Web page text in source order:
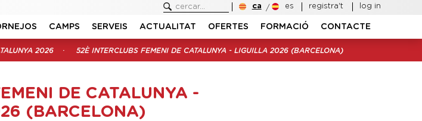
ca es registra't log in
CAMPS SERVEIS ACTUALITAT OFERTES FORMACIÓ CONTACTE
2026 52È INTERCLUBS FEMENI DE CATALUNYA - LIGUILLA 2026 (BARCELONA)
DE CATALUNYA -
(BARCELONA)